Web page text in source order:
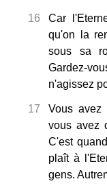
16
Car
qu'on la
sous sa
Gardez-
n'agissez
17
Vous avez
vous avez
C'est
plaît à
gens.